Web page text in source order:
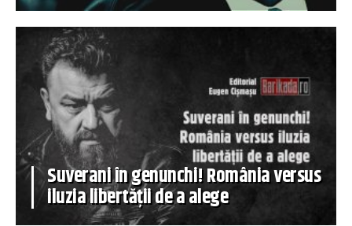
Suverani în genunchi! România versus
iluzia libertății de a alege